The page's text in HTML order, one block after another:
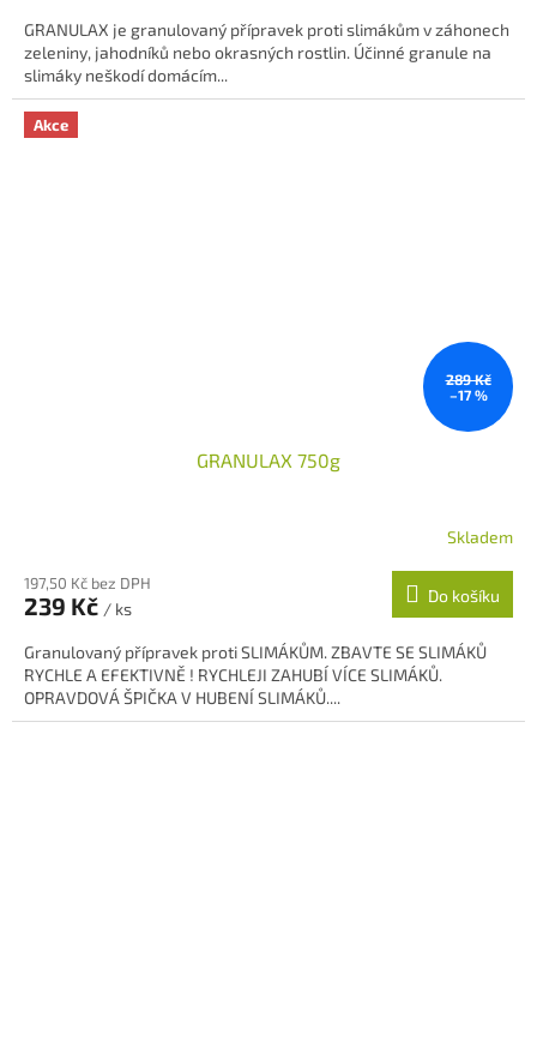
z
5
hvězdiček.
GRANULAX je granulovaný přípravek proti slimákům v záhonech
zeleniny, jahodníků nebo okrasných rostlin. Účinné granule na
slimáky neškodí domácím...
Akce
289 Kč
–17 %
GRANULAX 750g
produktu
je
z
5
hvězdiček.
Skladem
197,50 Kč bez DPH
239 Kč / ks
Do košíku
Granulovaný přípravek proti SLIMÁKŮM. ZBAVTE SE SLIMÁKŮ
RYCHLE A EFEKTIVNĚ ! RYCHLEJI ZAHUBÍ VÍCE SLIMÁKŮ.
OPRAVDOVÁ ŠPIČKA V HUBENÍ SLIMÁKŮ....